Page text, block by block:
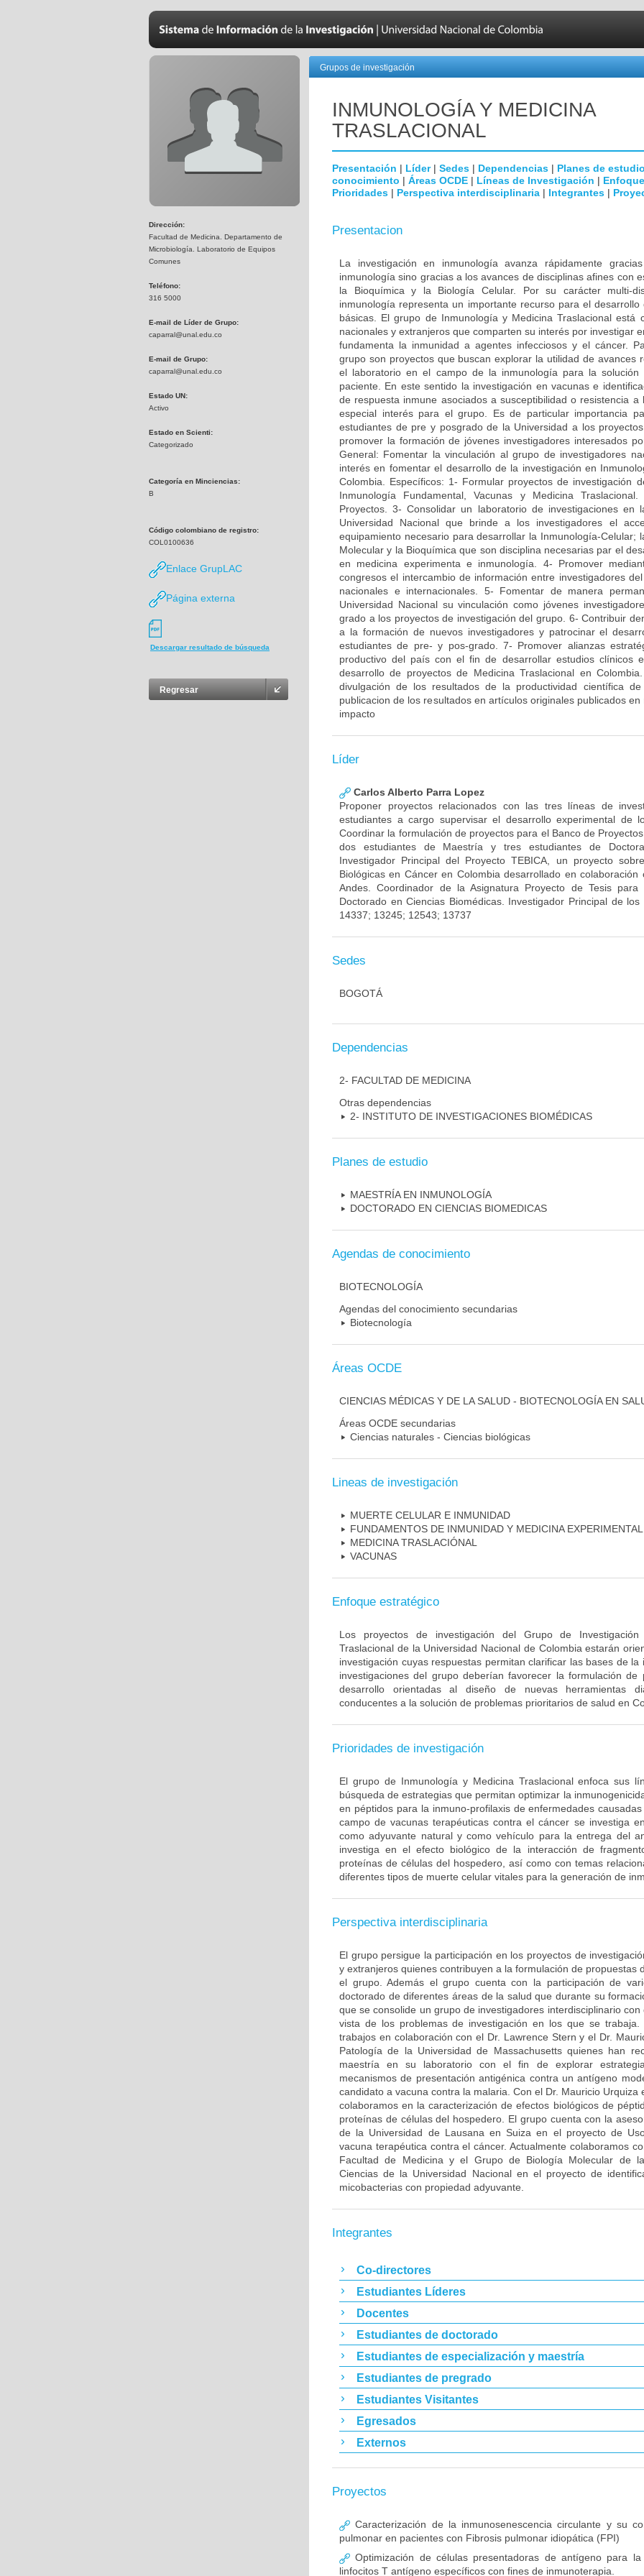
Dirección:
Facultad de Medicina. Departamento de
Microbiología. Laboratorio de Equipos
Comunes
Teléfono:
316 5000
E-mail de Líder de Grupo:
caparral@unal.edu.co
E-mail de Grupo:
caparral@unal.edu.co
Estado UN:
Activo
Estado en Scienti:
Categorizado
Categoría en Minciencias:
B
Código colombiano de registro:
COL0100636
Enlace GrupLAC
Página externa
Descargar resultado de búsqueda
Regresar
Grupos de investigación
INMUNOLOGÍA Y MEDICINA
TRASLACIONAL
Presentación | Líder| Sedes | Dependencias | Planes de
conocimiento | Áreas OCDE | Líneas de Investigación |
Prioridades | Perspectiva interdisciplinaria | Integrantes |
Presentacion
La investigación en inmunología avanza rápidamente
inmunología sino gracias a los avances de disciplinas afines con
la Bioquímica y la Biología Celular. Por su carácter multi-
inmunología representa un importante recurso para el
básicas. El grupo de Inmunología y Medicina Traslacional está
nacionales y extranjeros que comparten su interés por investigar
fundamenta la inmunidad a agentes infecciosos y el cáncer.
grupo son proyectos que buscan explorar la utilidad de avances
el laboratorio en el campo de la inmunología para la
paciente. En este sentido la investigación en vacunas e
de respuesta inmune asociados a susceptibilidad o resistencia
especial interés para el grupo. Es de particular importancia
estudiantes de pre y posgrado de la Universidad a los
promover la formación de jóvenes investigadores interesados
General: Fomentar la vinculación al grupo de investigadores
interés en fomentar el desarrollo de la investigación en
Colombia. Específicos: 1- Formular proyectos de investigación
Inmunología Fundamental, Vacunas y Medicina
Proyectos. 3- Consolidar un laboratorio de investigaciones
Universidad Nacional que brinde a los investigadores el
equipamiento necesario para desarrollar la Inmunología-Celular;
Molecular y la Bioquímica que son disciplina necesarias par el
en medicina experimenta e inmunología. 4- Promover
congresos el intercambio de información entre investigadores
nacionales e internacionales. 5- Fomentar de manera
Universidad Nacional su vinculación como jóvenes
grado a los proyectos de investigación del grupo. 6- Contribuir
a la formación de nuevos investigadores y patrocinar el
estudiantes de pre- y pos-grado. 7- Promover alianzas
productivo del país con el fin de desarrollar estudios clínicos
desarrollo de proyectos de Medicina Traslacional en
divulgación de los resultados de la productividad científica
publicacion de los resultados en artículos originales publicados
impacto
Líder
Carlos Alberto Parra Lopez
Proponer proyectos relacionados con las tres líneas de
estudiantes a cargo supervisar el desarrollo experimental de
Coordinar la formulación de proyectos para el Banco de
dos estudiantes de Maestría y tres estudiantes de
Investigador Principal del Proyecto TEBICA, un proyecto
Biológicas en Cáncer en Colombia desarrollado en
Andes. Coordinador de la Asignatura Proyecto de Tesis
Doctorado en Ciencias Biomédicas. Investigador Principal de los
14337; 13245; 12543; 13737
Sedes
BOGOTÁ
Dependencias
2- FACULTAD DE MEDICINA
Otras dependencias
2- INSTITUTO DE INVESTIGACIONES BIOMÉDICAS
Planes de estudio
MAESTRÍA EN INMUNOLOGÍA
DOCTORADO EN CIENCIAS BIOMEDICAS
Agendas de conocimiento
BIOTECNOLOGÍA
Agendas del conocimiento secundarias
Biotecnología
Áreas OCDE
CIENCIAS MÉDICAS Y DE LA SALUD - BIOTECNOLOGÍA EN
Áreas OCDE secundarias
Ciencias naturales - Ciencias biológicas
Lineas de investigación
MUERTE CELULAR E INMUNIDAD
FUNDAMENTOS DE INMUNIDAD Y MEDICINA EXPERIMENTAL
MEDICINA TRASLACIÓNAL
VACUNAS
Enfoque estratégico
Los proyectos de investigación del Grupo de
Traslacional de la Universidad Nacional de Colombia estarán
investigación cuyas respuestas permitan clarificar las bases de
investigaciones del grupo deberían favorecer la formulación
desarrollo orientadas al diseño de nuevas herramientas
conducentes a la solución de problemas prioritarios de salud en
Prioridades de investigación
El grupo de Inmunología y Medicina Traslacional enfoca sus
búsqueda de estrategias que permitan optimizar la
en péptidos para la inmuno-profilaxis de enfermedades
campo de vacunas terapéuticas contra el cáncer se investiga
como adyuvante natural y como vehículo para la entrega del
investiga en el efecto biológico de la interacción de
proteínas de células del hospedero, así como con temas
diferentes tipos de muerte celular vitales para la generación de
Perspectiva interdisciplinaria
El grupo persigue la participación en los proyectos de
y extranjeros quienes contribuyen a la formulación de propuestas
el grupo. Además el grupo cuenta con la participación de
doctorado de diferentes áreas de la salud que durante su
que se consolide un grupo de investigadores interdisciplinario
vista de los problemas de investigación en los que se trabaja.
trabajos en colaboración con el Dr. Lawrence Stern y el Dr.
Patología de la Universidad de Massachusetts quienes han
maestría en su laboratorio con el fin de explorar
mecanismos de presentación antigénica contra un antígeno
candidato a vacuna contra la malaria. Con el Dr. Mauricio Urquiza
colaboramos en la caracterización de efectos biológicos de
proteínas de células del hospedero. El grupo cuenta con la
de la Universidad de Lausana en Suiza en el proyecto de
vacuna terapéutica contra el cáncer. Actualmente colaboramos
Facultad de Medicina y el Grupo de Biología Molecular de
Ciencias de la Universidad Nacional en el proyecto de
micobacterias con propiedad adyuvante.
Integrantes
Co-directores
Estudiantes Líderes
Docentes
Estudiantes de doctorado
Estudiantes de especialización y maestría
Estudiantes de pregrado
Estudiantes Visitantes
Egresados
Externos
Proyectos
Caracterización de la inmunosenescencia circulante y su
pulmonar en pacientes con Fibrosis pulmonar idiopática (FPI)
Optimización de células presentadoras de antígeno para
linfocitos T antígeno específicos con fines de inmunoterapia.